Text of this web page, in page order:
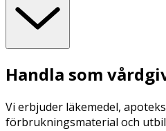
Handla som
Vi erbjuder läkemedel,
förbrukningsmaterial och